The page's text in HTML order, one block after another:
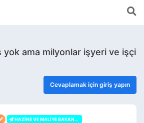
ama milyonlar işyeri ve işçi
Cevaplamak için giriş yapın
HAZINE VE MALIYE BAKANLIĞI